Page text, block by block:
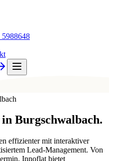
in Burgschwalbach.
effizienter mit interaktiver
Lead-Management. Von
Innoflat bietet